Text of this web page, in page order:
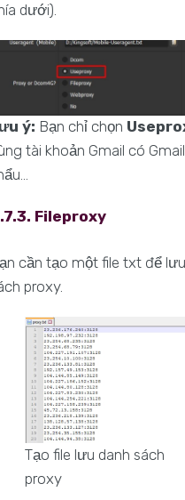
dưới).
ý: Bạn chỉ chọn
tài khoản Gmail có
Fileproxy
cần tạo một file txt để
proxy.
Tạo file lưu danh sách
proxy